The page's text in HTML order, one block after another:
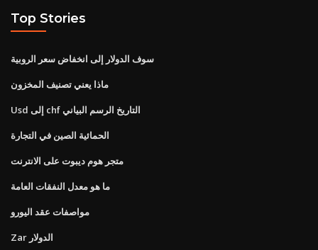
Top Stories
سوف الدولار إلى انخفاض سعر الروبية
ماذا يعني تصنيف المخزون
Usd إلى chf التاريخ الرسم البياني
الحمائية الصين في التجارة
متجر هوم ديبوت على الانترنت
ما هو معدل النفقات العامة
مواصفات عقد اليورو
Zar الدولار